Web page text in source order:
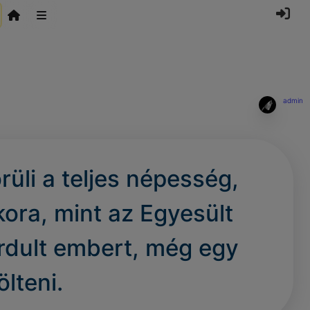
admin
a teljes népesség,
mint az Egyesült
embert, még egy